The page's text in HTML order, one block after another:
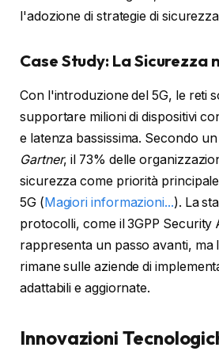
l'adozione di strategie di
Case Study: La Sicurezza
Con l'introduzione del 5G, le reti
supportare milioni di dispositivi
e latenza bassissima. Secondo
Gartner, il 73% delle
sicurezza come priorità
5G (Magiori informazioni...). La
protocolli, come il 3GPP Security
rappresenta un passo avanti, ma
rimane sulle aziende di
adattabili e aggiornate.
Innovazioni